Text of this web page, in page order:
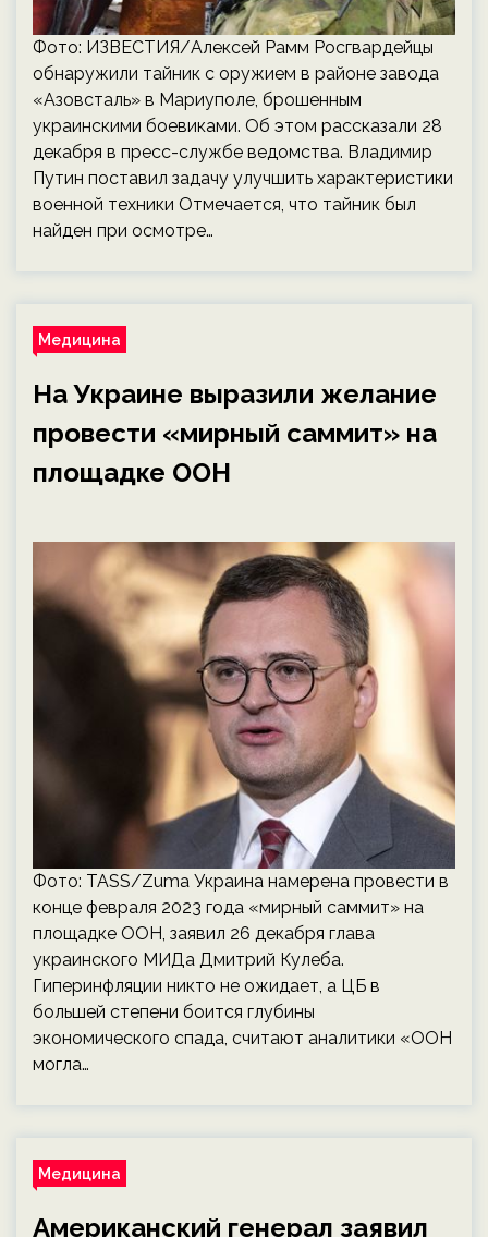
Фото: ИЗВЕСТИЯ/Алексей Рамм Росгвардейцы
обнаружили тайник с оружием в районе завода
«Азовсталь» в Мариуполе, брошенным
украинскими боевиками. Об этом рассказали 28
декабря в пресс-службе ведомства. Владимир
Путин поставил задачу улучшить характеристики
военной техники Отмечается, что тайник был
найден при осмотре…
Медицина
На Украине выразили желание
провести «мирный саммит» на
площадке ООН
Фото: TASS/Zuma Украина намерена провести в
конце февраля 2023 года «мирный саммит» на
площадке ООН, заявил 26 декабря глава
украинского МИДа Дмитрий Кулеба.
Гиперинфляции никто не ожидает, а ЦБ в
большей степени боится глубины
экономического спада, считают аналитики «ООН
могла…
Медицина
Американский генерал заявил